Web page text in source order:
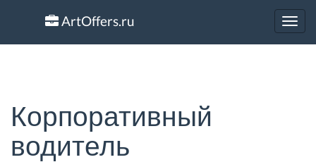
ArtOffers.ru
Корпоративный
водитель